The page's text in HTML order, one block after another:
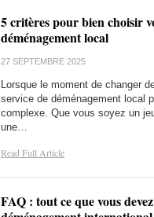
5 critères pour bien choisir
déménagement local
27 SEPTEMBRE 2025
Lorsque le moment de changer
service de déménagement local
complexe. Que vous soyez un
une…
Read Full Article
FAQ : tout ce que vous